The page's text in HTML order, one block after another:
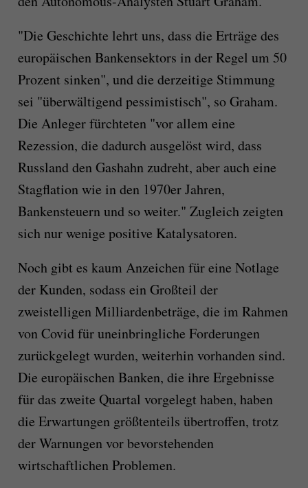
"Die Geschichte lehrt uns, dass die Erträge des
europäischen Bankensektors in der Regel um 50
Prozent sinken", und die derzeitige Stimmung
sei "überwältigend pessimistisch", so Graham.
Die Anleger fürchteten "vor allem eine
Rezession, die dadurch ausgelöst wird, dass
Russland den Gashahn zudreht, aber auch eine
Stagflation wie in den 1970er Jahren,
Bankensteuern und so weiter." Zugleich zeigten
sich nur wenige positive Katalysatoren.
Noch gibt es kaum Anzeichen für eine Notlage
der Kunden, sodass ein Großteil der
zweistelligen Milliardenbeträge, die im Rahmen
von Covid für uneinbringliche Forderungen
zurückgelegt wurden, weiterhin vorhanden sind.
Die europäischen Banken, die ihre Ergebnisse
für das zweite Quartal vorgelegt haben, haben
die Erwartungen größtenteils übertroffen, trotz
der Warnungen vor bevorstehenden
wirtschaftlichen Problemen.